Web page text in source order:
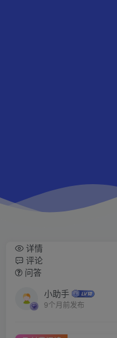
详情
评论
问答
小助手
9个月前发布